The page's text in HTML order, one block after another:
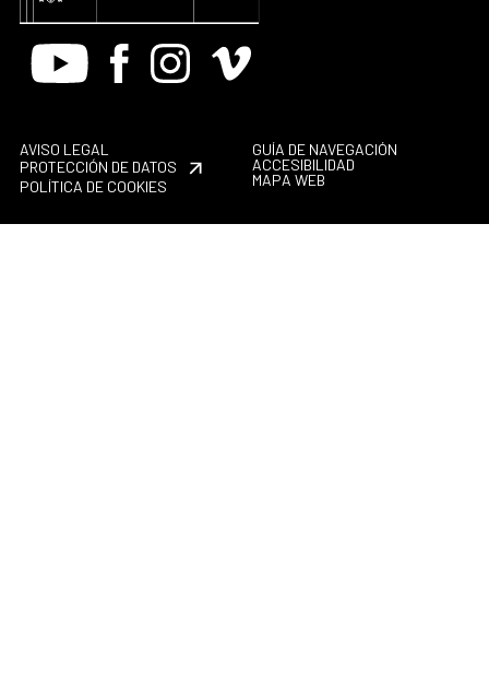
Youtube FacebookInstagram
Vimeo
AVISO LEGAL
PROTECCIÓN DE DATOS
POLÍTICA DE COOKIES
GUÍA DE NAVEGACIÓN
ACCESIBILIDAD
MAPA WEB